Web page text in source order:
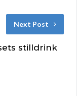
Next Post
stilldrink